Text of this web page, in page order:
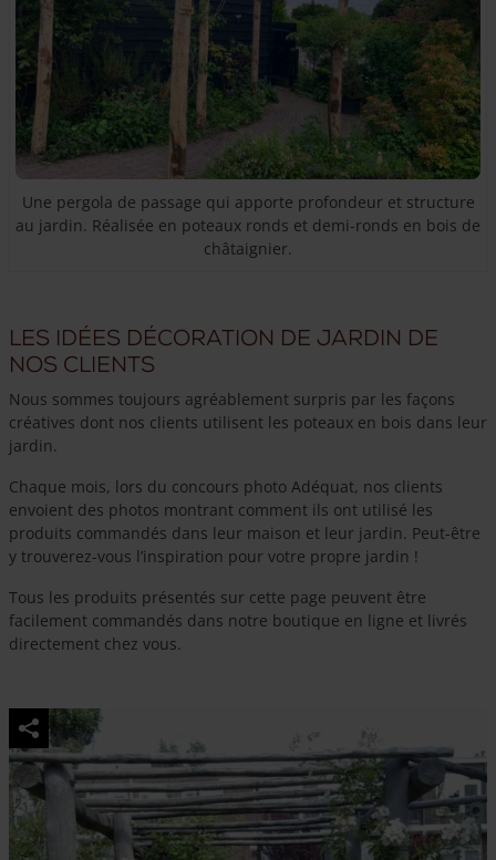
Une pergola de passage qui apporte profondeur et structure
au jardin. Réalisée en poteaux ronds et demi-ronds en bois de
châtaignier.
Les idées décoration de jardin de
nos clients
Nous sommes toujours agréablement surpris par les façons
créatives dont nos clients utilisent les poteaux en bois dans leur
jardin.
Chaque mois, lors du concours photo Adéquat, nos clients
envoient des photos montrant comment ils ont utilisé les
produits commandés dans leur maison et leur jardin. Peut-être
y trouverez-vous l’inspiration pour votre propre jardin !
Tous les produits présentés sur cette page peuvent être
facilement commandés dans notre boutique en ligne et livrés
directement chez vous.